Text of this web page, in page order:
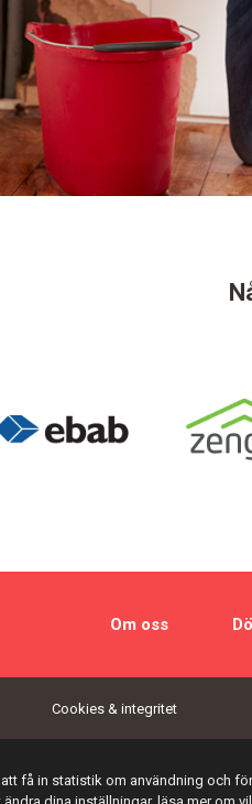
Om oss
Cookies & integritet
få in statistik om användning och
dina inställningar, läsa mer om